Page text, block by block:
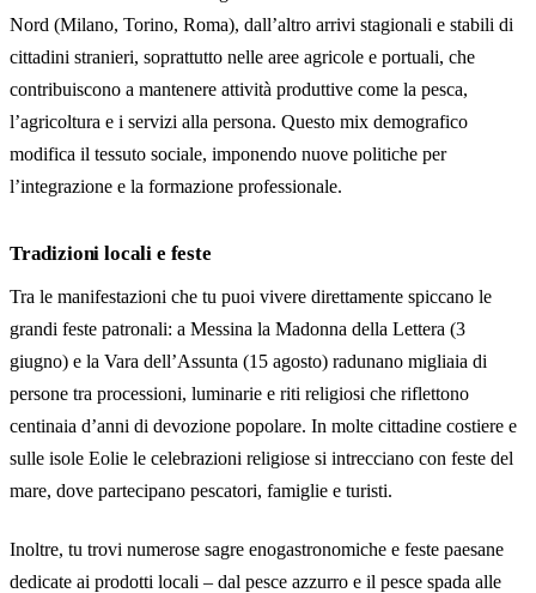
Nord (Milano, Torino, Roma), dall’altro arrivi stagionali e stabili di
cittadini stranieri, soprattutto nelle aree agricole e portuali, che
contribuiscono a mantenere attività produttive come la pesca,
l’agricoltura e i servizi alla persona. Questo mix demografico
modifica il tessuto sociale, imponendo nuove politiche per
l’integrazione e la formazione professionale.
Tradizioni locali e feste
Tra le manifestazioni che tu puoi vivere direttamente spiccano le
grandi feste patronali: a Messina la Madonna della Lettera (3
giugno) e la Vara dell’Assunta (15 agosto) radunano migliaia di
persone tra processioni, luminarie e riti religiosi che riflettono
centinaia d’anni di devozione popolare. In molte cittadine costiere e
sulle isole Eolie le celebrazioni religiose si intrecciano con feste del
mare, dove partecipano pescatori, famiglie e turisti.
Inoltre, tu trovi numerose sagre enogastronomiche e feste paesane
dedicate ai prodotti locali – dal pesce azzurro e il pesce spada alle